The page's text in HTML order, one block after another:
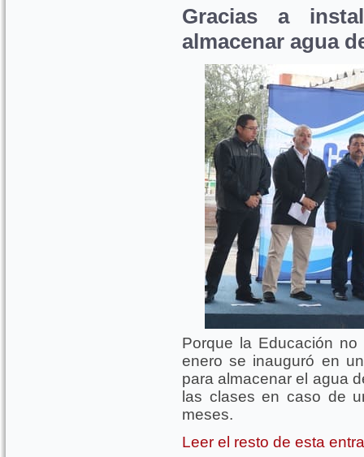
Gracias a
almacenar agua
Porque la Educación
enero se inauguró en
para almacenar el agua
las clases en caso de
meses.
Leer el resto de esta